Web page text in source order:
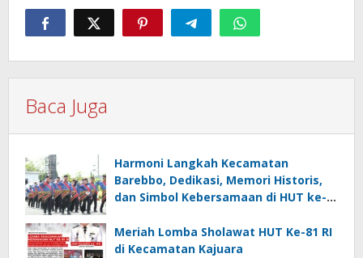
Baca Juga
Harmoni Langkah Kecamatan
Barebbo, Dedikasi, Memori Historis,
dan Simbol Kebersamaan di HUT ke-
Meriah Lomba Sholawat HUT Ke-81 RI
di Kecamatan Kajuara